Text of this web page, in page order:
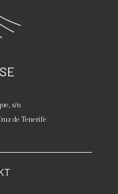
s/n
de Tenerife